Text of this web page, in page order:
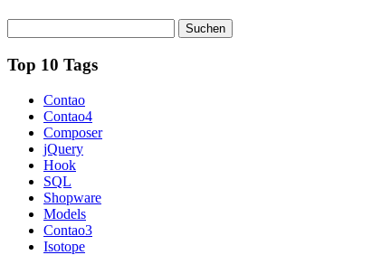
Suchen
Top 10 Tags
Contao
Contao4
Composer
jQuery
Hook
SQL
Shopware
Models
Contao3
Isotope